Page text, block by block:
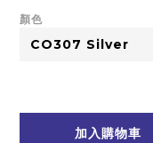
顏色
加入購物車